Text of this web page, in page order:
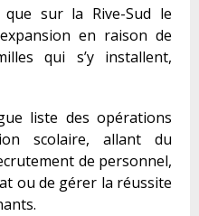
sur la Rive-Sud le
en raison de
qui s’y installent,
liste des opérations
scolaire, allant du
de personnel,
ou de gérer la réussite